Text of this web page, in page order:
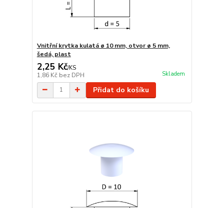
Vnitřní krytka kulatá ø 10 mm, otvor ø 5 mm,
šedá, plast
2,25 Kč/KS
1,86 Kč bez DPH Skladem
Přidat do košíku